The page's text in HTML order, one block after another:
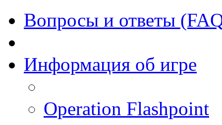
Вопросы и ответы
Информация об игре
Operation Flashpoint